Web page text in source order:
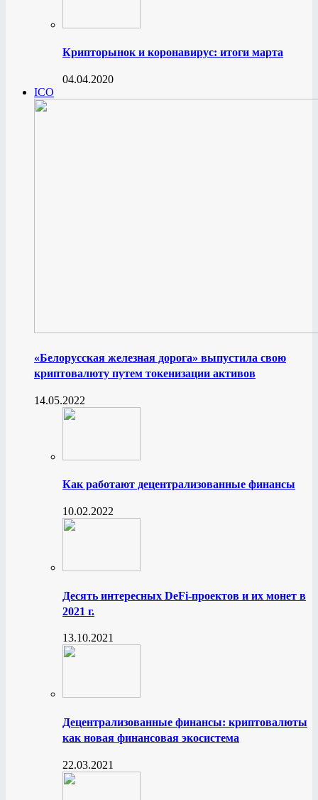
Крипторынок и коронавирус: итоги марта
04.04.2020
ICO
«Белорусская железная дорога» выпустила свою
криптовалюту путем токенизации активов
14.05.2022
Как работают децентрализованные финансы
10.02.2022
Десять интересных DeFi-проектов и их монет в
2021 г.
13.10.2021
Децентрализованные финансы: криптовалюты
как новая финансовая экосистема
22.03.2021